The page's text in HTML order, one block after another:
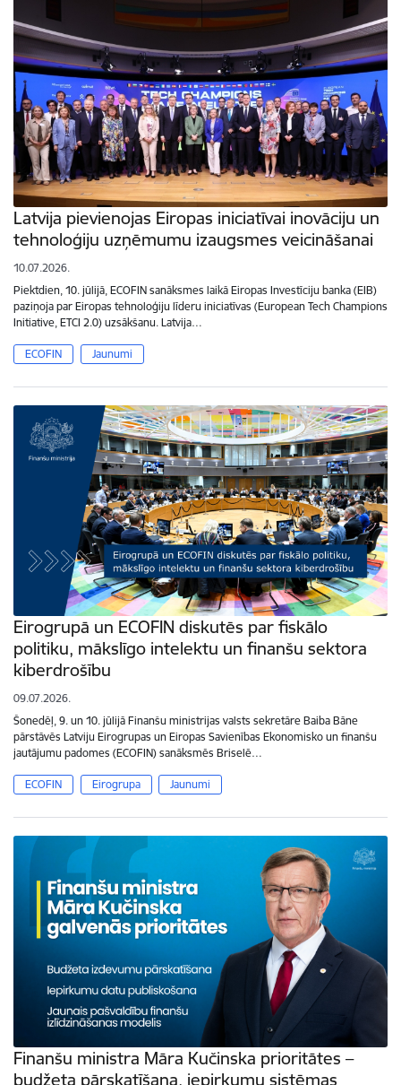
Latvija pievienojas Eiropas iniciatīvai inovāciju un
tehnoloģiju uzņēmumu izaugsmes veicināšanai
10.07.2026.
Piektdien, 10. jūlijā, ECOFIN sanāksmes laikā Eiropas Investīciju banka (EIB)
paziņoja par Eiropas tehnoloģiju līderu iniciatīvas (European Tech Champions
Initiative, ETCI 2.0) uzsākšanu. Latvija…
ECOFIN Jaunumi
Eirogrupā un ECOFIN diskutēs par fiskālo
politiku, mākslīgo intelektu un finanšu sektora
kiberdrošību
09.07.2026.
Šonedēļ, 9. un 10. jūlijā Finanšu ministrijas valsts sekretāre Baiba Bāne
pārstāvēs Latviju Eirogrupas un Eiropas Savienības Ekonomisko un finanšu
jautājumu padomes (ECOFIN) sanāksmēs Briselē…
ECOFIN Eirogrupa Jaunumi
Finanšu ministra Māra Kučinska prioritātes –
budžeta pārskatīšana, iepirkumu sistēmas